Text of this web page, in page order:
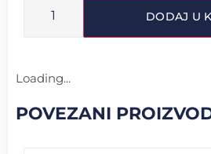
DODAJ U
Loading...
POVEZANI